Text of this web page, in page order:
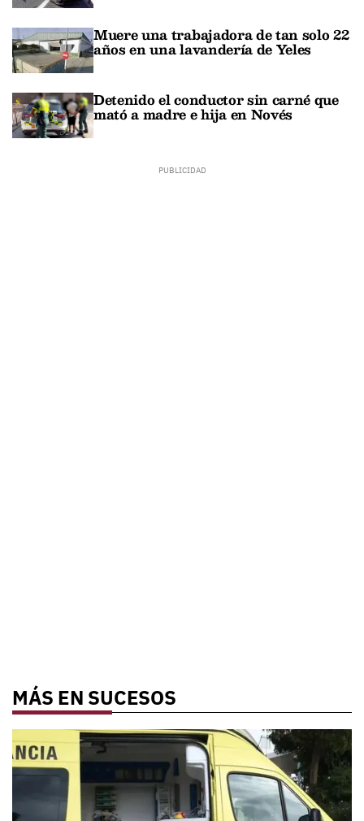
Muere una trabajadora de tan solo 22
años en una lavandería de Yeles
Detenido el conductor sin carné que
mató a madre e hija en Novés
MÁS EN SUCESOS